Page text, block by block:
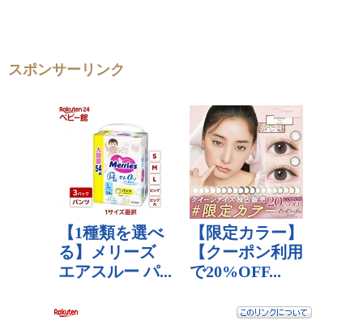
スポンサーリンク